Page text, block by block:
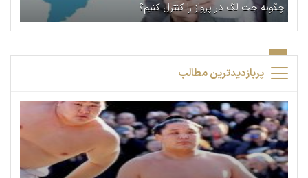
چگونه جت لگ در پرواز را کنترل کنیم؟
پربازدیدترین مطالب